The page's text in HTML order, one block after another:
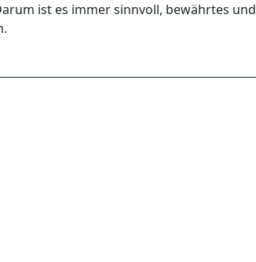
ist es immer sinnvoll, bewährtes und